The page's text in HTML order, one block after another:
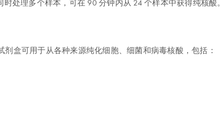
处理多个样本，可在 90 分钟内从 24 个样本中获得纯核酸。
剂盒可用于从各种来源纯化细胞、细菌和病毒核酸，包括：